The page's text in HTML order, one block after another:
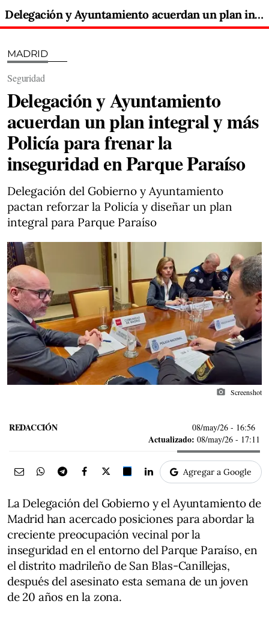
Delegación y Ayuntamiento acuerdan un plan integral y más Policía para frenar la inseguridad en Parque Paraíso
MADRID
Seguridad
Delegación y Ayuntamiento
acuerdan un plan integral y más
Policía para frenar la
inseguridad en Parque Paraíso
Delegación del Gobierno y Ayuntamiento
pactan reforzar la Policía y diseñar un plan
integral para Parque Paraíso
photo_camera Screenshot
REDACCIÓN 08/may/26 - 16:56
Actualizado: 08/may/26 - 17:11
Agregar a Google
La Delegación del Gobierno y el Ayuntamiento de
Madrid han acercado posiciones para abordar la
creciente preocupación vecinal por la
inseguridad en el entorno del Parque Paraíso, en
el distrito madrileño de San Blas-Canillejas,
después del asesinato esta semana de un joven
de 20 años en la zona.